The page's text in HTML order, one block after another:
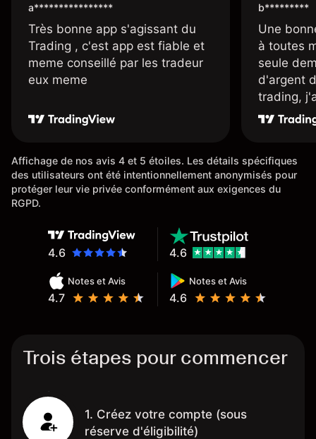
a****************
Très bonne app s'agissant du
Trading , c'est app est fiable et
meme conseillé par les tradeur
eux meme
b*********
Une
à toutes
seule
d'argent
trading,
une carte
Affichage de nos avis 4 et 5 étoiles. Les détails spécifiques
des utilisateurs ont été intentionnellement anonymisés pour
protéger leur vie privée conformément aux exigences du
RGPD.
4.6
Notes et Avis
4.7
Notes et Avis
4.6
4.6
Trois étapes pour commencer
1. Créez votre compte (sous
réserve d'éligibilité)